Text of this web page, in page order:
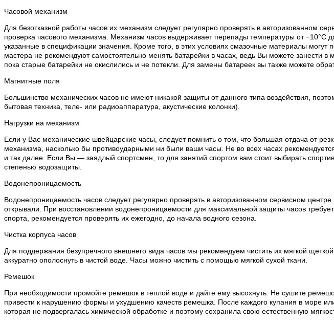
Часовой механизм
Для безотказной работы часов их механизм следует регулярно проверять в авторизованном
проверка часового механизма. Механизм часов выдерживает перепады температуры от −10°C
указанные в спецификации значения. Кроме того, в этих условиях смазочные материалы
мастера не рекомендуют самостоятельно менять батарейки в часах, ведь Вы можете занести
пока старые батарейки не окислились и не потекли. Для замены батареек вы также можете
Магнитные поля
Большинство механических часов не имеют никакой защиты от данного типа воздействия,
бытовая техника, теле- или радиоаппаратура, акустические колонки).
Нагрузки на механизм
Если у Вас механические швейцарские часы, следует помнить о том, что большая отдача от
механизма, насколько бы противоударными ни были ваши часы. Не во всех часах
и так далее. Если Вы — заядлый спортсмен, то для занятий спортом вам стоит выбирать
степенью водозащиты.
Водонепроницаемость
Водонепроницаемость часов следует регулярно проверять в авторизованном сервисном
открывали. При восстановлении водонепроницаемости для максимальной защиты часов
спорта, рекомендуется проверять их ежегодно, до начала водного сезона.
Чистка корпуса часов
Для поддержания безупречного внешнего вида часов мы рекомендуем чистить их мягкой
аккуратно ополоснуть в чистой воде. Часы можно чистить с помощью мягкой сухой ткани.
Ремешок
При необходимости промойте ремешок в теплой воде и дайте ему высохнуть. Не сушите
привести к нарушению формы и ухудшению качеств ремешка. После каждого купания в море
которая не подвергалась химической обработке и поэтому сохранила свою естественную